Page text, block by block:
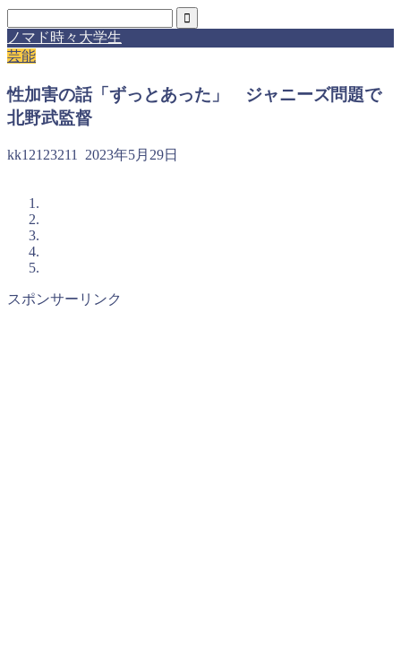
ノマド時々大学生
芸能
性加害の話「ずっとあった」 ジャニーズ問題で
北野武監督
kk12123211 2023年5月29日
スポンサーリンク